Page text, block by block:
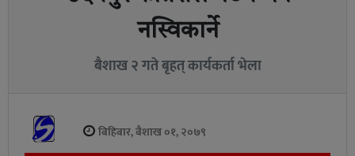
नस्विकार्ने
बैशाख २ गते बृहत् कार्यकर्ता भेला
बिहिबार, बैशाख ०१, २०७९